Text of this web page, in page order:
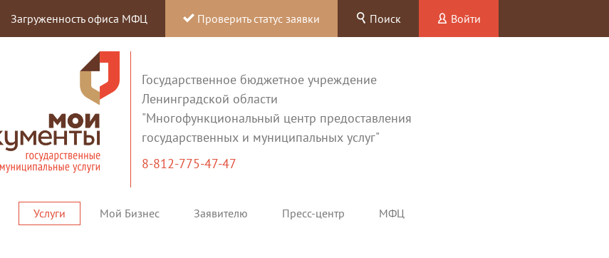
Загруженность офиса МФЦ Проверить статус заявки Поиск Войти
Государственное бюджетное учреждение
Ленинградской области
"Многофункциональный центр предоставления
государственных и муниципальных услуг"
8-812-775-47-47
Услуги Мой Бизнес Заявителю Пресс-центр МФЦ